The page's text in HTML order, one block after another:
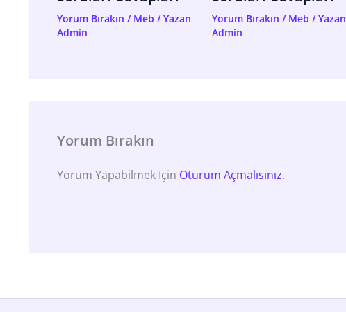
Yorum Bırakın / Meb / Yazan
Admin
Yorum Bırakın / Meb / Yazan
Admin
Yorum Bırakın
Yorum Yapabilmek Için Oturum Açmalısınız.